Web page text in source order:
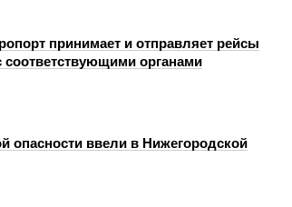
принимает и отправляет рейсы
соответствующими органами
опасности ввели в Нижегородской